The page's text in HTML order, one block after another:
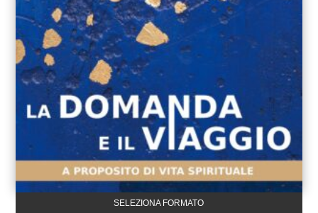
SELEZIONA FORMATO